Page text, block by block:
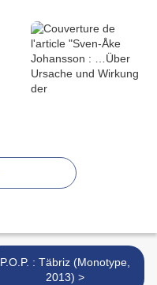
P.O.P. : Täbriz (Monotype,
2013) >